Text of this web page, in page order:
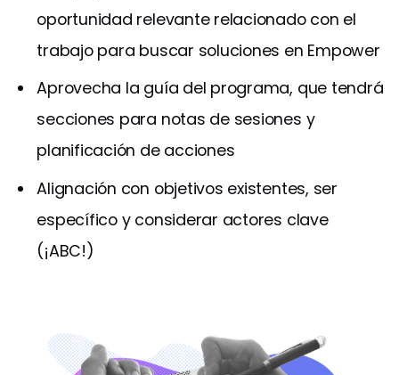
oportunidad relevante relacionado con el
trabajo para buscar soluciones en Empower
Aprovecha la guía del programa, que tendrá
secciones para notas de sesiones y
planificación de acciones
Alignación con objetivos existentes, ser
específico y considerar actores clave
(¡ABC!)